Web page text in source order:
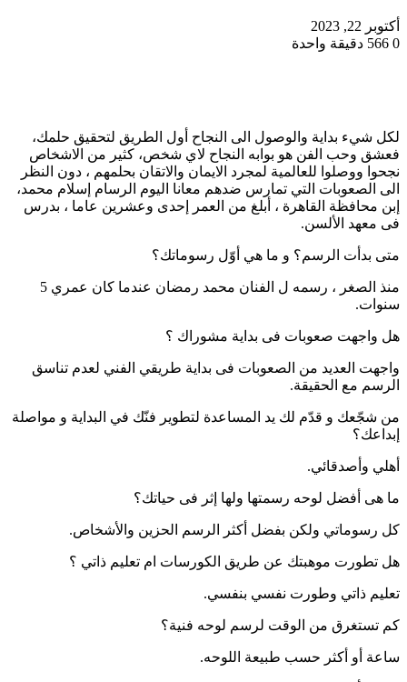
أكتوبر 22, 2023
0
دقيقة واحدة
لكل شيء بداية والوصول الى النجاح أول الطريق لتحقيق حلمك،
فعشق وحب الفن هو بوابه النجاح لاي شخص، كثير من الاشخاص
نجحوا ووصلوا للعالمية لمجرد الايمان والاتقان بحلمهم ، دون النظر
الى الصعوبات التي تمارس ضدهم معانا اليوم الرسام إسلام محمد،
إبن محافظة القاهرة ، أبلغ من العمر إحدى وعشرين عاما ، بدرس
فى معهد الألسن.
متى بدأت الرسم؟ و ما هي أوّل رسوماتك؟
منذ الصغر ، رسمه ل الفنان محمد رمضان عندما كان عمري 5
سنوات.
هل واجهت صعوبات فى بداية مشوراك ؟
واجهت العديد من الصعوبات فى بداية طريقي الفني لعدم تناسق
الرسم مع الحقيقة.
من شجّعك و قدّم لك يد المساعدة لتطوير فنّك في البداية و مواصلة
إبداعك؟
أهلي وأصدقائي.
ما هى أفضل لوحه رسمتها ولها إثر فى حياتك؟
كل رسوماتي ولكن بفضل أكثر الرسم الحزين والأشخاص.
هل تطورت موهبتك عن طريق الكورسات ام تعليم ذاتي ؟
تعليم ذاتي وطورت نفسي بنفسي.
كم تستغرق من الوقت لرسم لوحه فنية؟
ساعة أو أكثر حسب طبيعة اللوحه.